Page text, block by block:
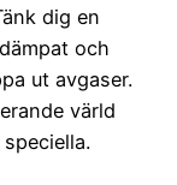
dig en
och
ut avgaser.
värld